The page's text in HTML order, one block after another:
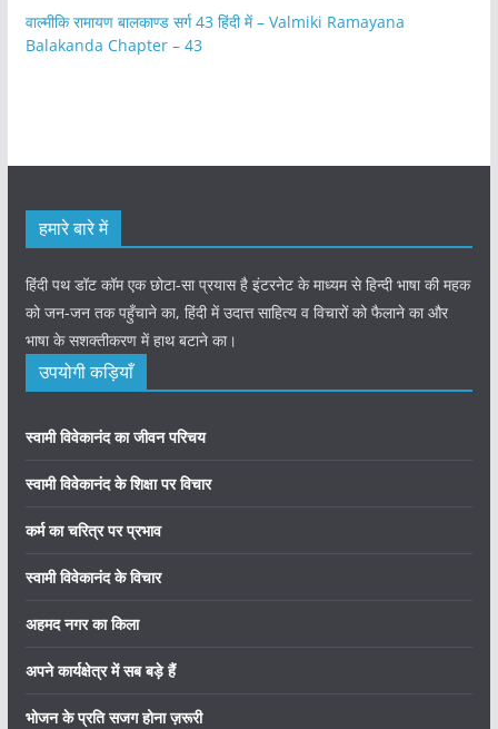
वाल्मीकि रामायण बालकाण्ड सर्ग 43 हिंदी में – Valmiki Ramayana
Balakanda Chapter – 43
हमारे बारे में
हिंदी पथ डॉट कॉम एक छोटा-सा प्रयास है इंटरनेट के माध्यम से हिन्दी भाषा की महक
को जन-जन तक पहुँचाने का, हिंदी में उदात्त साहित्य व विचारों को फैलाने का और
भाषा के सशक्तीकरण में हाथ बटाने का।
उपयोगी कड़ियाँ
स्वामी विवेकानंद का जीवन परिचय
स्वामी विवेकानंद के शिक्षा पर विचार
कर्म का चरित्र पर प्रभाव
स्वामी विवेकानंद के विचार
अहमद नगर का किला
अपने कार्यक्षेत्र में सब बड़े हैं
भोजन के प्रति सजग होना ज़रूरी